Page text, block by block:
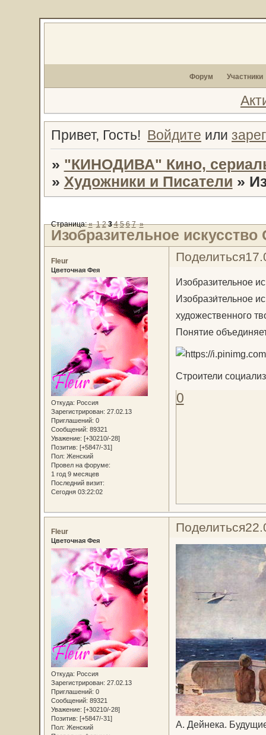
Форум Участники
Привет, Гость! Войдите или
» "КИНОДИВА" Кино,
» Художники и Писатели »
Изобразительное
Страница:« 1 2 3 4 5 6 7 »
Поделиться
Fleur
Цветочная Фея
Откуда: Россия
Зарегистрирован: 27.02.13
Приглашений: 0
Сообщений: 89321
Уважение: [+30210/-28]
Позитив: [+5847/-31]
Пол: Женский
Провел на форуме:
1 год 9 месяцев
Последний визит:
Сегодня 03:22:02
Изобразительное
Изобрази́тельное
художественного
Понятие
Строители
0
Поделиться
Fleur
Цветочная Фея
Откуда: Россия
Зарегистрирован: 27.02.13
Приглашений: 0
Сообщений: 89321
Уважение: [+30210/-28]
Позитив: [+5847/-31]
Пол: Женский
А. Дейнека.